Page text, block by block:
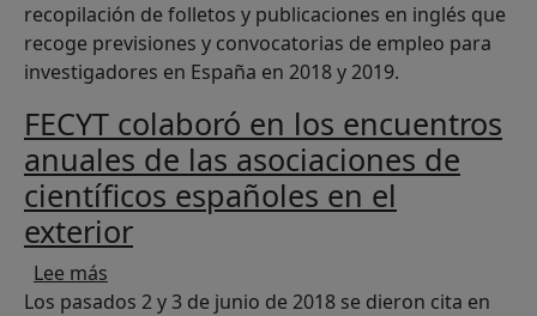
recopilación de folletos y publicaciones en inglés que
recoge previsiones y convocatorias de empleo para
investigadores en España en 2018 y 2019.
FECYT colaboró en los encuentros
anuales de las asociaciones de
científicos españoles en el
exterior
Lee más
Los pasados 2 y 3 de junio de 2018 se dieron cita en